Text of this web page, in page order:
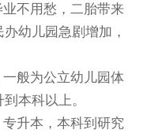
不用愁，二胎带来
幼儿园急剧增加，
般为公立幼儿园体
本科以上。
升本，本科到研究